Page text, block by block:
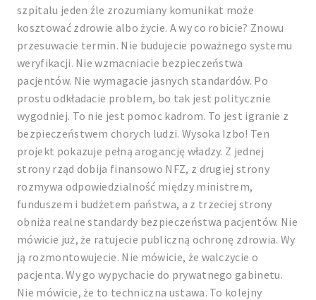
szpitalu jeden źle zrozumiany komunikat może
kosztować zdrowie albo życie. A wy co robicie? Znowu
przesuwacie termin. Nie budujecie poważnego systemu
weryfikacji. Nie wzmacniacie bezpieczeństwa
pacjentów. Nie wymagacie jasnych standardów. Po
prostu odkładacie problem, bo tak jest politycznie
wygodniej. To nie jest pomoc kadrom. To jest igranie z
bezpieczeństwem chorych ludzi. Wysoka Izbo! Ten
projekt pokazuje pełną arogancję władzy. Z jednej
strony rząd dobija finansowo NFZ, z drugiej strony
rozmywa odpowiedzialność między ministrem,
funduszem i budżetem państwa, a z trzeciej strony
obniża realne standardy bezpieczeństwa pacjentów. Nie
mówicie już, że ratujecie publiczną ochronę zdrowia. Wy
ją rozmontowujecie. Nie mówicie, że walczycie o
pacjenta. Wy go wypychacie do prywatnego gabinetu.
Nie mówicie, że to techniczna ustawa. To kolejny